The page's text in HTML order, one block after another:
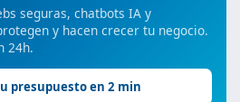
seguras, chatbots IA y
y hacen crecer tu negocio.
24h.
presupuesto en 2 min